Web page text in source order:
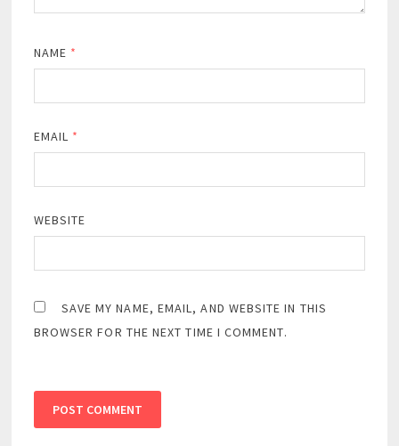
NAME *
EMAIL *
WEBSITE
SAVE MY NAME, EMAIL, AND WEBSITE IN THIS
BROWSER FOR THE NEXT TIME I COMMENT.